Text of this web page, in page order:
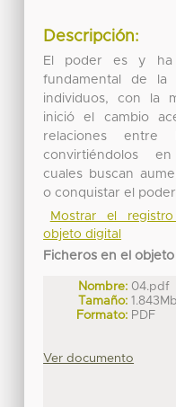
Descripción:
El poder es y ha
fundamental de la
individuos, con la
inició el cambio
relaciones entre
convirtiéndolos
cuales buscan
o conquistar el
Mostrar el
objeto digital
Ficheros en el objeto
Nombre: 04.pdf
Tamaño: 1.843Mb
Formato: PDF
Ver documento